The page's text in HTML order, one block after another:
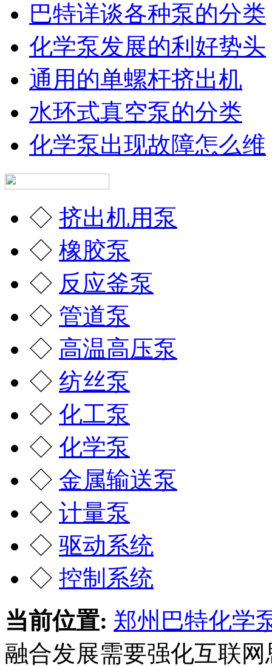
巴特详谈各种泵的分类
化学泵发展的利好势头
通用的单螺杆挤出机
水环式真空泵的分类
化学泵出现故障怎么维
◇ 挤出机用泵
◇ 橡胶泵
◇ 反应釜泵
◇ 管道泵
◇ 高温高压泵
◇ 纺丝泵
◇ 化工泵
◇ 化学泵
◇ 金属输送泵
◇ 计量泵
◇ 驱动系统
◇ 控制系统
当前位置: 郑州巴特化学
融合发展需要强化互联网